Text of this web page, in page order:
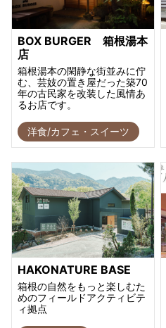
BOX BURGER 箱根湯本
店
箱根湯本の閑静な街並みに佇
む、芸妓の置き屋だった築70
年の古民家を改装した風情あ
るお店です。
洋食/カフェ・スイーツ
HAKONATURE BASE
箱根の自然をもっと楽しむた
めのフィールドアクティビテ
ィ拠点